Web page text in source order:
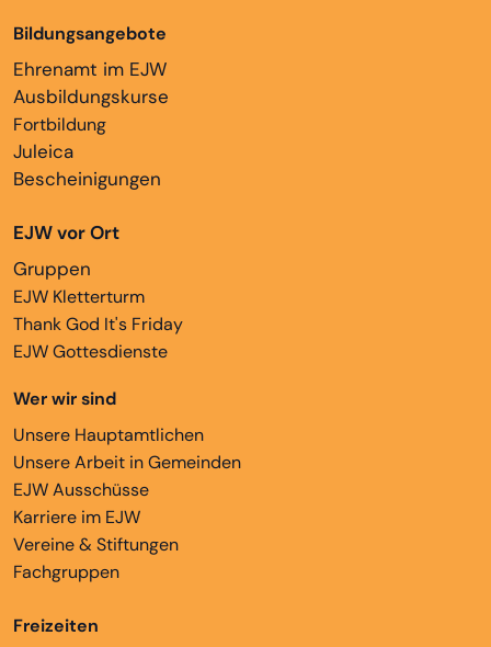
Bildungsangebote
Ehrenamt im EJW
Ausbildungskurse
Fortbildung
Juleica
Bescheinigungen
EJW vor Ort
Gruppen
EJW Kletterturm
Thank God It's Friday
EJW Gottesdienste
Wer wir sind
Unsere Hauptamtlichen
Unsere Arbeit in Gemeinden
EJW Ausschüsse
Karriere im EJW
Vereine & Stiftungen
Fachgruppen
Freizeiten